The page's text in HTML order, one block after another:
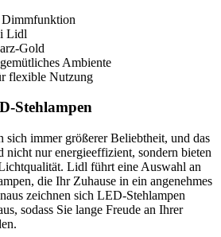
Lidl
Gold
Ambiente
flexible Nutzung
Stehlampen
sich immer größerer Beliebtheit, und das
nicht nur energieeffizient, sondern bieten
Lidl führt eine Auswahl an
die Ihr Zuhause in ein angenehmes
zeichnen sich LED-Stehlampen
sodass Sie lange Freude an Ihrer